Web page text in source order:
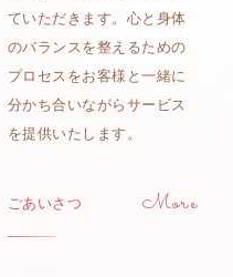
ていただきます。心と身体
のバランスを整えるための
プロセスをお客様と一緒に
分かち合いながらサービス
を提供いたします。
ごあいさつ